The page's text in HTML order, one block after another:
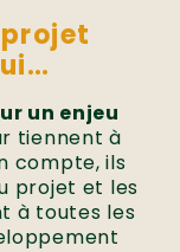
un enjeu
tiennent à
compte, ils
projet et les
à toutes les